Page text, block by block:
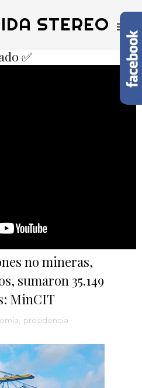
STEREO
✅
no mineras,
sumaron 35.149
MinCIT
presidencia